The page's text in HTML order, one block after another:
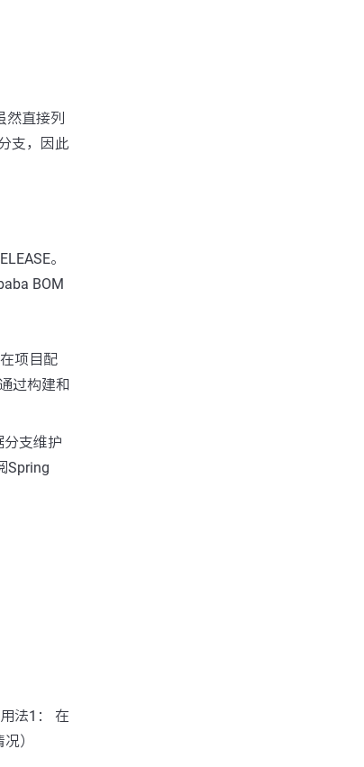
直接列
支，因此
。
BOM
项目配
过构建和
分支维护
Spring
法1： 在
）